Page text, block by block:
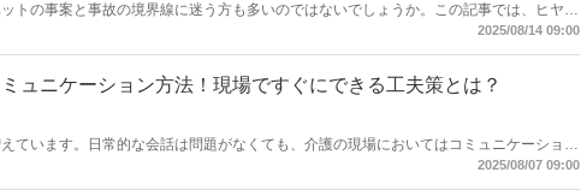
トの事案と事故の境界線に迷う方も多いのではないでしょうか。この記事では、ヒヤリ
したあと、報告書の書き方についても解説します！【執筆者／専門家：後藤晴紀】
2025/08/14 09:00
ュニケーション方法！現場ですぐにできる工夫策とは？
ています。日常的な会話は問題がなくても、介護の現場においてはコミュニケーション
はないでしょうか。この記事では、介護の現場ですぐに実践できる、外国人介護職とのコ
2025/08/07 09:00